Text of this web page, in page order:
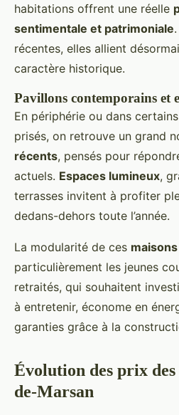
habitations offrent une réelle
sentimentale et patrimoniale
récentes, elles allient
caractère historique.
Pavillons contemporains et
En périphérie ou dans
prisés, on retrouve un grand
récents, pensés pour
actuels. Espaces lumineux,
terrasses invitent à profiter
dedans-dehors toute l’année.
La modularité de ces
particulièrement les jeunes
retraités, qui souhaitent
à entretenir, économe en
garanties grâce à la
Évolution des prix
de-Marsan